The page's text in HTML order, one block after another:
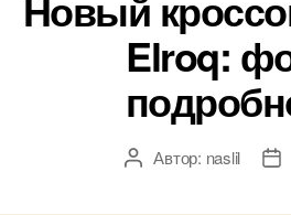
Elroq:
АвторАвтор: naslil